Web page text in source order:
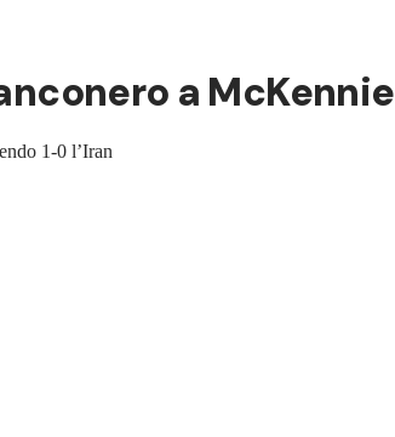
a McKennie
1-0 l’Iran